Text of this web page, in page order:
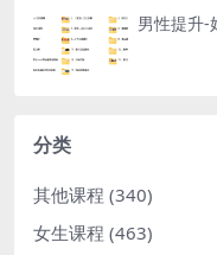
男性提升-
分类
其他课程 (340)
女生课程 (463)